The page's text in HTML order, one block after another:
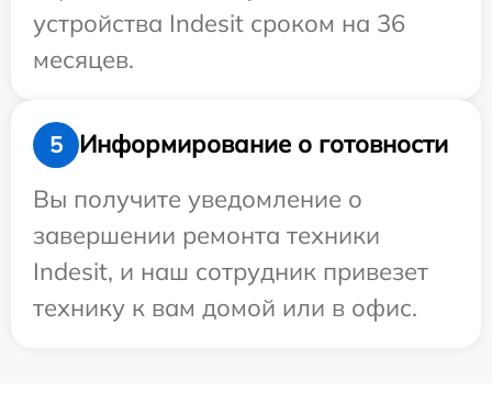
устройства Indesit сроком на 36
месяцев.
5
Информирование о готовности
Вы получите уведомление о
завершении ремонта техники
Indesit, и наш сотрудник привезет
технику к вам домой или в офис.